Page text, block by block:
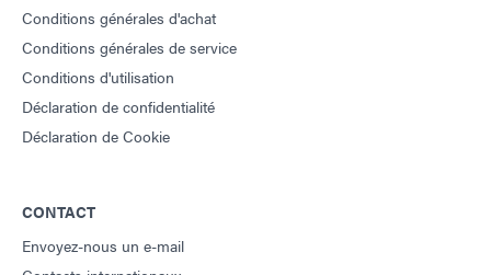
Conditions générales d'achat
Conditions générales de service
Conditions d'utilisation
Déclaration de confidentialité
Déclaration de Cookie
CONTACT
Envoyez-nous un e-mail